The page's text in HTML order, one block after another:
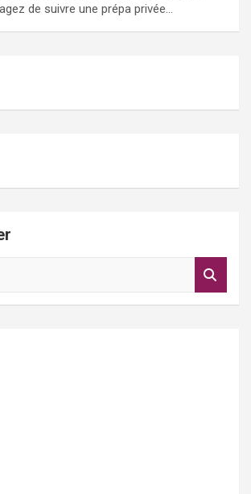
de suivre une prépa privée…